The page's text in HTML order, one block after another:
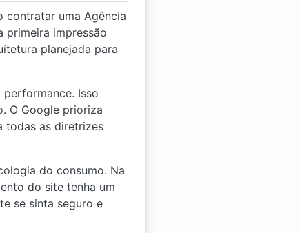
contratar uma Agência
primeira impressão
planejada para
Isso
O Google prioriza
todas as diretrizes
do consumo. Na
do site tenha um
se sinta seguro e